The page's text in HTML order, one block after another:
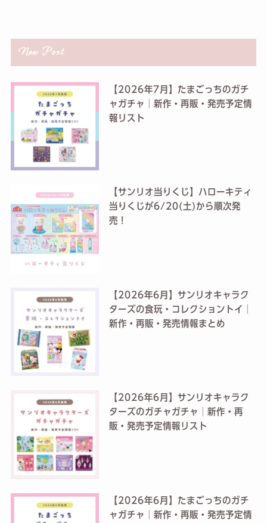
New Post
【2026年7月】たまごっちのガチ
ャガチャ│新作・再販・発売予定情
報リスト
【サンリオ当りくじ】ハローキティ
当りくじが6/20(土)から順次発
売！
【2026年6月】サンリオキャラク
ターズの食玩・コレクショントイ│
新作・再販・発売情報まとめ
【2026年6月】サンリオキャラク
ターズのガチャガチャ│新作・再
販・発売予定情報リスト
【2026年6月】たまごっちのガチ
ャガチャ│新作・再販・発売予定情